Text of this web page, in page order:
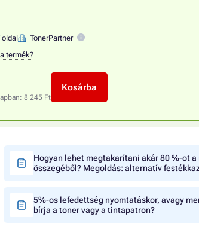
oldal
TonerPartner
termék?
8 245 Ft
Kosárba
Hogyan lehet megtakarítani akár 80 %-ot
összegéből? Megoldás: alternatív
5%-os lefedettség nyomtatáskor, avagy
bírja a toner vagy a tintapatron?